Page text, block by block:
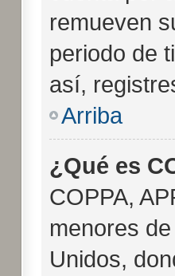
remueven
periodo de
así,
Arriba
¿Qué es
COPPA,
menores
Unidos,